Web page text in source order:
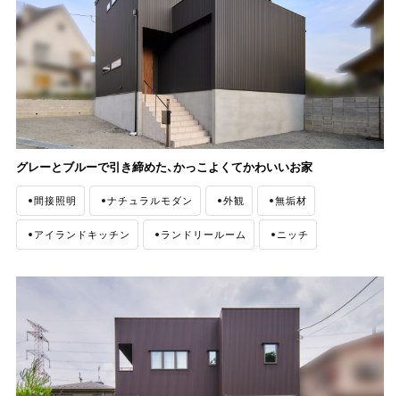
グレーとブルーで引き締めた、かっこよくてかわいいお家
間接照明 ナチュラルモダン 外観 無垢材
アイランドキッチン ランドリールーム ニッチ